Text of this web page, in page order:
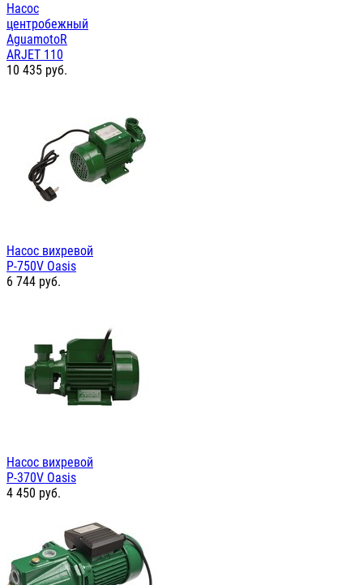
Насос
центробежный
AguamotoR
ARJET 110
10 435 руб.
Насос вихревой
P-750V Oasis
6 744 руб.
Насос вихревой
P-370V Oasis
4 450 руб.